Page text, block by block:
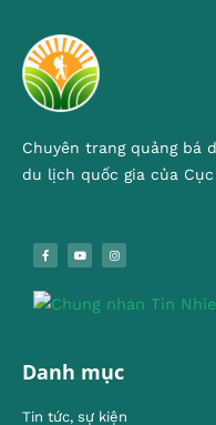
Chuyên trang quảng bá
du lịch quốc gia của
Danh mục
Tin tức, sự kiện